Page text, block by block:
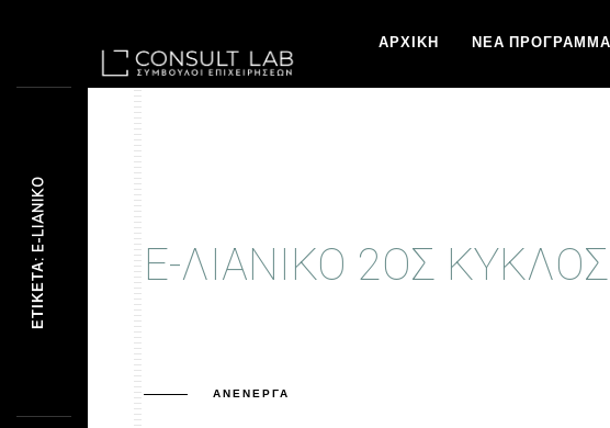
ΑΡΧΙΚΗ ΝΈΑ
E-ΛΙΑΝΙΚΌ 2ΟΣ ΚΎΚΛΟΣ
ΑΝΕΝΕΡΓΆ
ΕΤΙΚΈΤΑ: E-LIANIKO